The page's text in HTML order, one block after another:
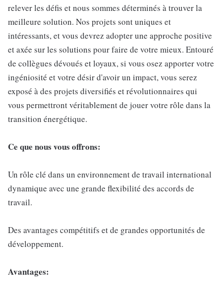
relever les défis et nous sommes déterminés à trouver la
meilleure solution. Nos projets sont uniques et
intéressants, et vous devrez adopter une approche positive
et axée sur les solutions pour faire de votre mieux. Entouré
de collègues dévoués et loyaux, si vous osez apporter votre
ingéniosité et votre désir d'avoir un impact, vous serez
exposé à des projets diversifiés et révolutionnaires qui
vous permettront véritablement de jouer votre rôle dans la
transition énergétique.
Ce que nous vous offrons:
Un rôle clé dans un environnement de travail international
dynamique avec une grande flexibilité des accords de
travail.
Des avantages compétitifs et de grandes opportunités de
développement.
Avantages: